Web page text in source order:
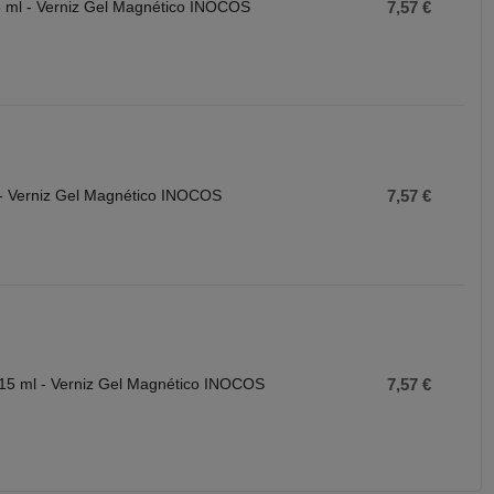
ml - Verniz Gel Magnético INOCOS 7,57 €
Verniz Gel Magnético INOCOS 7,57 €
ml - Verniz Gel Magnético INOCOS 7,57 €